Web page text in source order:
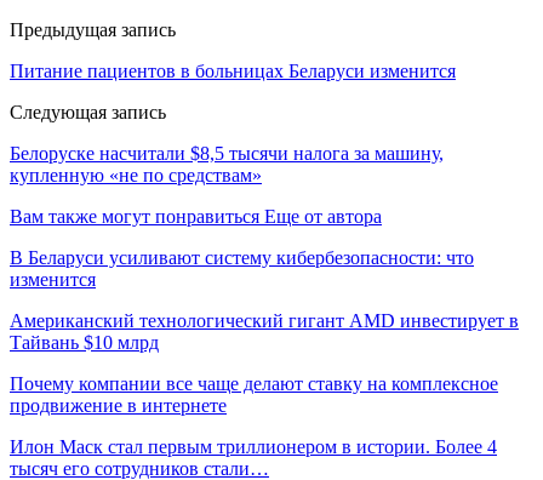
Предыдущая запись
Питание пациентов в больницах Беларуси изменится
Следующая запись
Белоруске насчитали $8,5 тысячи налога за машину,
купленную «не по средствам»
Вам также могут понравиться Еще от автора
В Беларуси усиливают систему кибербезопасности: что
изменится
Американский технологический гигант AMD инвестирует в
Тайвань $10 млрд
Почему компании все чаще делают ставку на комплексное
продвижение в интернете
Илон Маск стал первым триллионером в истории. Более 4
тысяч его сотрудников стали…